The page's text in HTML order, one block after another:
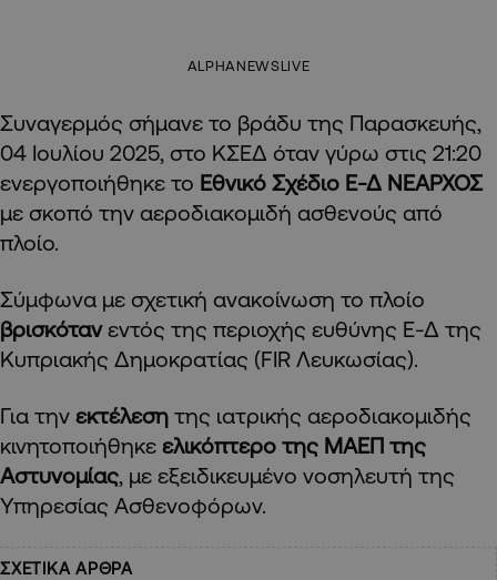
ALPHANEWSLIVE
Συναγερμός σήμανε το βράδυ της Παρασκευής,
04 Ιουλίου 2025, στο ΚΣΕΔ όταν γύρω στις 21:20
ενεργοποιήθηκε το Εθνικό Σχέδιο Ε-Δ ΝΕΑΡΧΟΣ
με σκοπό την αεροδιακομιδή ασθενούς από
πλοίο.
Σύμφωνα με σχετική ανακοίνωση το πλοίο
βρισκότανεντός της περιοχής ευθύνης Ε-Δ της
Κυπριακής Δημοκρατίας (FIR Λευκωσίας).
Για την εκτέλεση της ιατρικής αεροδιακομιδής
κινητοποιήθηκε ελικόπτερο της ΜΑΕΠ της
Αστυνομίας, με εξειδικευμένο νοσηλευτή της
Υπηρεσίας Ασθενοφόρων.
ΣΧΕΤΙΚΑ ΑΡΘΡΑ